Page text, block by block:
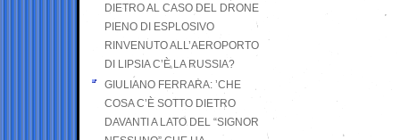
DIETRO AL CASO DEL DRONE
PIENO DI ESPLOSIVO
RINVENUTO ALL’AEROPORTO
DI LIPSIA C’È LA RUSSIA?
GIULIANO FERRARA: ’CHE
COSA C’È SOTTO DIETRO
DAVANTI A LATO DEL “SIGNOR